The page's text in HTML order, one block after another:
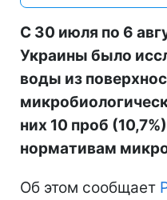
С 30 июля по 6
Украины было
воды из
них 10 проб
нормативам
Об этом сообщает